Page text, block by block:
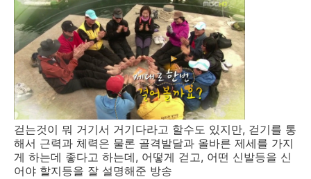
걷는것이 뭐 거기서 거기다라고 할수도 있지만, 걷기를 통
해서 근력과 체력은 물론 골격발달과 올바른 제세를 가지
게 하는데 좋다고 하는데, 어떻게 걷고, 어떤 신발등을 신
어야 할지등을 잘 설명해준 방송